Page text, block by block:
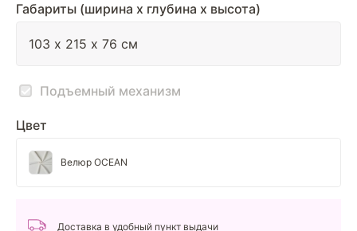
Габариты (ширина х глубина х высота)
Подъемный механизм
Цвет
Велюр OCEAN
Доставка в удобный пункт выдачи